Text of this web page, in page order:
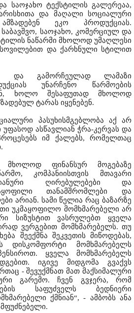
და საოჯახო ტექსტილის გალერეაა,
და მაღალი სოციალური
ამზადებენ ეკო პროდუქციას.
საბავშვო, საოჯახო, კომერციულ და
ნაწარმი მხოლოდ უმაღლესი
და ქარხნული სტილით
და გამორჩეულად ლამაზი
უნარჩენო წარმოების
ხოლო შესაფუთად მხოლოდ
ტარას იყენებენ.
პასუხისმგებლობა აქ არ
უფასოდ ასწავლიან ჭრა-კერვას და
იმ ქალებს, რომელთაც
მხოლოდ ფინანსურ მოგებაზე
კომპანიისთვის მთავარი
ღირებულებები და
თანამშრომლები და
არიან. სამი წელია რაც ბაზარზე
უკმაყოფილო მომხმარებელი არ
სიზუსტით ვასრულებთ ყველა
ვერგებით მომხმარებელს. თუ
შეექმნა შეკვეთის მიწოდებას,
მომხმარებელს
ყველა მომხმარებელს
იგივე მიდგომა გვაქვს
- შევუქმნათ მათ მაქსიმალური
გარემო. ჩვენ გვჯერა, რომ
საფუძველს ბედნიერი
ქმნიან“, - ამბობს ანა